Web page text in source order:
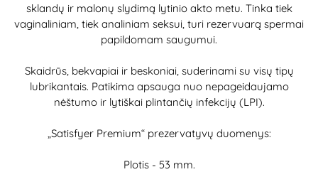
sklandų ir malonų slydimą lytinio akto metu. Tinka tiek
vaginaliniam, tiek analiniam seksui, turi rezervuarą spermai
papildomam saugumui.
Skaidrūs, bekvapiai ir beskoniai, suderinami su visų tipų
lubrikantais. Patikima apsauga nuo nepageidaujamo
nėštumo ir lytiškai plintančių infekcijų (LPI).
„Satisfyer Premium“ prezervatyvų duomenys:
Plotis - 53 mm.